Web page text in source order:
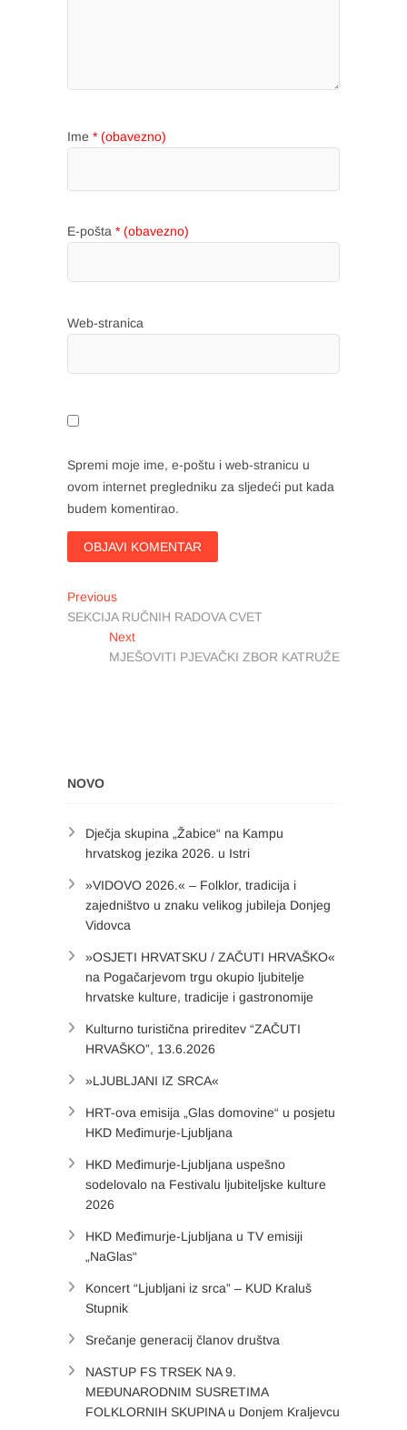
Ime * (obavezno)
E-pošta * (obavezno)
Web-stranica
Spremi moje ime, e-poštu i web-stranicu u
ovom internet pregledniku za sljedeći put kada
budem komentirao.
Navigacija
objava
PreviousPrevious
post:
SEKCIJA RUČNIH RADOVA CVET
NextNext
post:
MJEŠOVITI PJEVAČKI ZBOR KATRUŽE
NOVO
Dječja skupina „Žabice“ na Kampu
hrvatskog jezika 2026. u Istri
»VIDOVO 2026.« – Folklor, tradicija i
zajedništvo u znaku velikog jubileja Donjeg
Vidovca
»OSJETI HRVATSKU / ZAČUTI HRVAŠKO«
na Pogačarjevom trgu okupio ljubitelje
hrvatske kulture, tradicije i gastronomije
Kulturno turistična prireditev “ZAČUTI
HRVAŠKO”, 13.6.2026
»LJUBLJANI IZ SRCA«
HRT-ova emisija „Glas domovine“ u posjetu
HKD Međimurje-Ljubljana
HKD Međimurje-Ljubljana uspešno
sodelovalo na Festivalu ljubiteljske kulture
2026
HKD Međimurje-Ljubljana u TV emisiji
„NaGlas“
Koncert “Ljubljani iz srca” – KUD Kraluš
Stupnik
Srečanje generacij članov društva
NASTUP FS TRSEK NA 9.
MEĐUNARODNIM SUSRETIMA
FOLKLORNIH SKUPINA u Donjem Kraljevcu